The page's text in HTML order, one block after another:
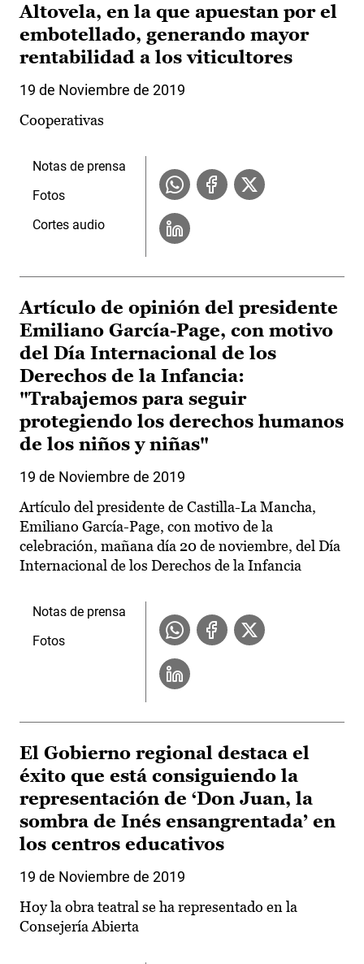
Altovela, en la que apuestan por el
embotellado, generando mayor
rentabilidad a los viticultores
19 de Noviembre de 2019
Cooperativas
Notas de prensa
Fotos
Cortes audio
Artículo de opinión del presidente
Emiliano García-Page, con motivo
del Día Internacional de los
Derechos de la Infancia:
"Trabajemos para seguir
protegiendo los derechos humanos
de los niños y niñas"
19 de Noviembre de 2019
Artículo del presidente de Castilla-La Mancha,
Emiliano García-Page, con motivo de la
celebración, mañana día 20 de noviembre, del Día
Internacional de los Derechos de la Infancia
Notas de prensa
Fotos
El Gobierno regional destaca el
éxito que está consiguiendo la
representación de ‘Don Juan, la
sombra de Inés ensangrentada’ en
los centros educativos
19 de Noviembre de 2019
Hoy la obra teatral se ha representado en la
Consejería Abierta